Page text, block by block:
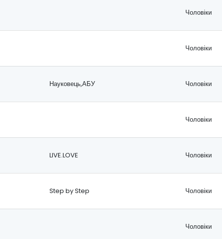
Чоловіки
Чоловіки
Науковець,АБУ Чоловіки
Чоловіки
LIVE.LOVE Чоловіки
Step by Step Чоловіки
Чоловіки